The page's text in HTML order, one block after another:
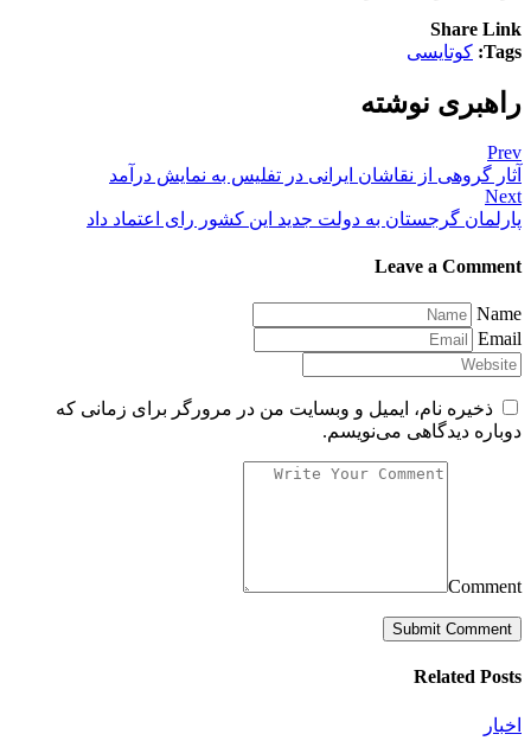
Share Link
Tags: کوتایسی
راهبری نوشته
Prev
آثار گروهی از نقاشان ایرانی در تفلیس به نمایش درآمد
Next
پارلمان گرجستان به دولت جدید این کشور رای اعتماد داد
Leave a Comment
Name
Email
ذخیره نام، ایمیل و وبسایت من در مرورگر برای زمانی که
دوباره دیدگاهی می‌نویسم.
Comment
Related Posts
اخبار